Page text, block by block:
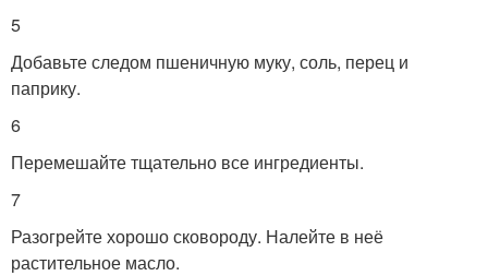
5
Добавьте следом пшеничную муку, соль, перец и
паприку.
6
Перемешайте тщательно все ингредиенты.
7
Разогрейте хорошо сковороду. Налейте в неё
растительное масло.